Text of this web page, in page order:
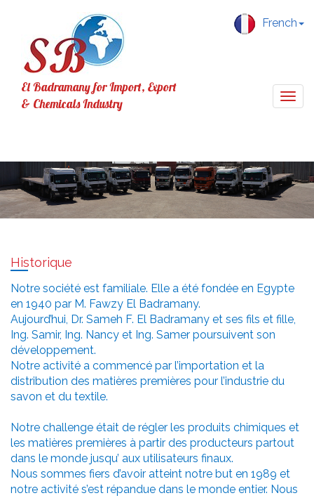
French
El Badramany for Import, Export
& Chemicals Industry
Historique
Notre société est familiale. Elle a été fondée en Egypte
en 1940 par M. Fawzy El Badramany.
Aujourd’hui, Dr. Sameh F. El Badramany et ses fils et fille,
Ing. Samir, Ing. Nancy et Ing. Samer poursuivent son
développement.
Notre activité a commencé par l’importation et la
distribution des matières premières pour l’industrie du
savon et du textile.
Notre challenge était de régler les produits chimiques et
les matières premières à partir des producteurs partout
dans le monde jusqu’ aux utilisateurs finaux.
Nous sommes fiers d’avoir atteint notre but en 1989 et
notre activité s’est répandue dans le monde entier. Nous